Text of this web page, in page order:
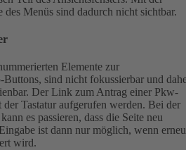
des Menüs sind dadurch nicht sichtbar.
Elemente zur
sind nicht fokussierbar und
Der Link zum Antrag einer Pkw-
Tastatur aufgerufen werden. Bei der
es passieren, dass die Seite neu
ist dann nur möglich, wenn
wird.